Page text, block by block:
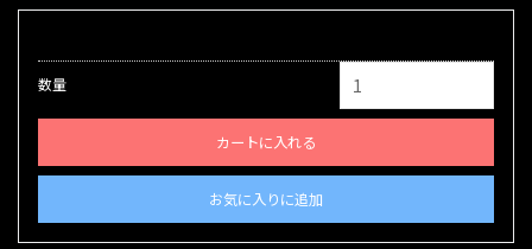
数量
カートに入れる
お気に入りに追加